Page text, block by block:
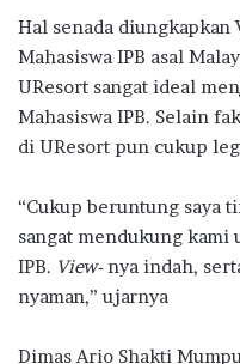
Hal senada diungkapkan
Mahasiswa IPB asal
UResort sangat ideal
Mahasiswa IPB. Selain
di UResort pun cukup
“Cukup beruntung saya
sangat mendukung
IPB. View-nya indah,
nyaman,” ujarnya
Dimas Ario Shakti